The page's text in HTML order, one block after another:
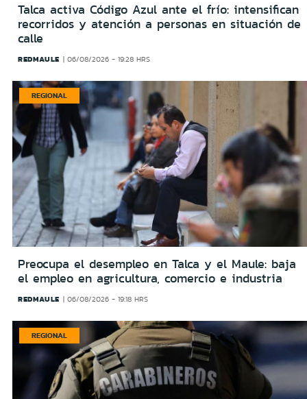
Talca activa Código Azul ante el frío: intensifican
recorridos y atención a personas en situación de
calle
REDMAULE 06/08/2026 - 19:28 HRS
REGIONAL
Preocupa el desempleo en Talca y el Maule: baja
el empleo en agricultura, comercio e industria
REDMAULE 06/08/2026 - 19:18 HRS
REGIONAL